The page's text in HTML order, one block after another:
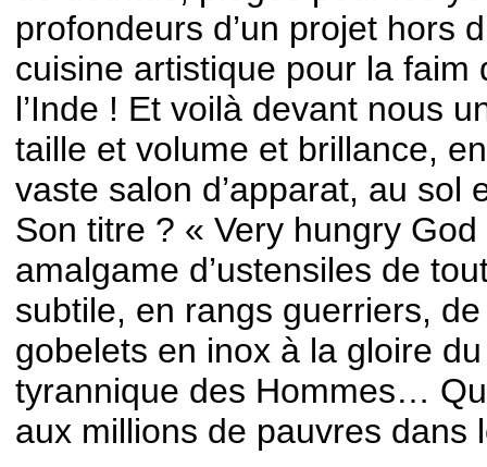
profondeurs d’un projet hors
cuisine artistique pour la faim
l’Inde ! Et voilà devant nous
taille et volume et brillance,
vaste salon d’apparat, au sol
Son titre ? « Very hungry
amalgame d’ustensiles de
subtile, en rangs guerriers,
gobelets en inox à la gloire
tyrannique des Hommes…
aux millions de pauvres dans